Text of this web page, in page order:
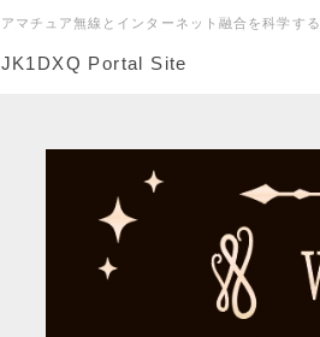
アマチュア無線とインターネット融合を科学する
JK1DXQ Portal Site